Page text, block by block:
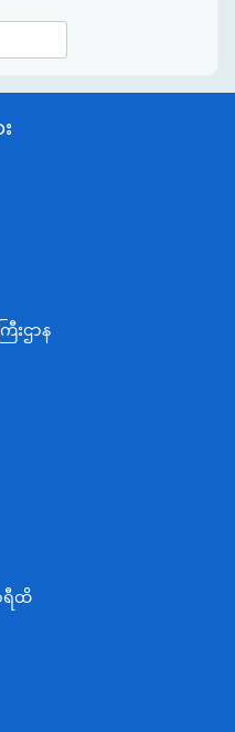
းဌာန
ြီးဌာန
င်ရွက်ရေးဝန်ကြီးဌာန
းဌာန
ောင်းဝန်ကြီးဌာန
ြီးဌာန
ရီထိ